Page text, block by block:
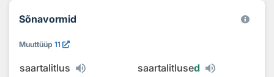
Sõnavormid
Muuttüüp 11
saartalitlus saartalitlused